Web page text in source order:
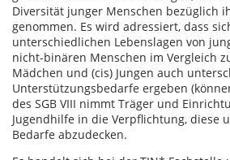
Diversität junger Menschen bezüglich
genommen. Es wird adressiert, dass
unterschiedlichen Lebenslagen von
nicht-binären Menschen im Vergleich
Mädchen und (cis) Jungen auch
Unterstützungsbedarfe ergeben
des SGB VIII nimmt Träger und
Jugendhilfe in die Verpflichtung, diese
Bedarfe abzudecken.